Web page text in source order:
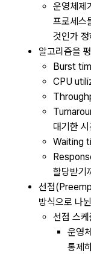
운영체제
프로세스
것인가
알고리즘을
Burst
CPU
대기한
Waiting
할당받기
선점
방식으로 나
선점 스케
운영
통제